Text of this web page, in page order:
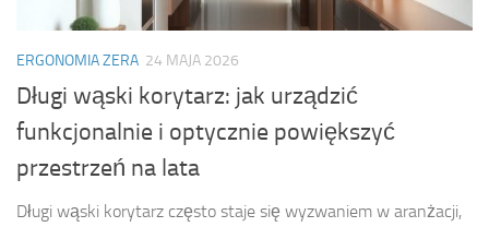
ERGONOMIA ZERA 24 MAJA 2026
Długi wąski korytarz: jak urządzić
funkcjonalnie i optycznie powiększyć
przestrzeń na lata
Długi wąski korytarz często staje się wyzwaniem w aranżacji,